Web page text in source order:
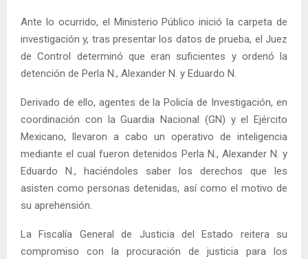
Ante lo ocurrido, el Ministerio Público inició la carpeta de
investigación y, tras presentar los datos de prueba, el Juez
de Control determinó que eran suficientes y ordenó la
detención de Perla N., Alexander N. y Eduardo N.
Derivado de ello, agentes de la Policía de Investigación, en
coordinación con la Guardia Nacional (GN) y el Ejército
Mexicano, llevaron a cabo un operativo de inteligencia
mediante el cual fueron detenidos Perla N., Alexander N. y
Eduardo N., haciéndoles saber los derechos que les
asisten como personas detenidas, así como el motivo de
su aprehensión.
La Fiscalía General de Justicia del Estado reitera su
compromiso con la procuración de justicia para los